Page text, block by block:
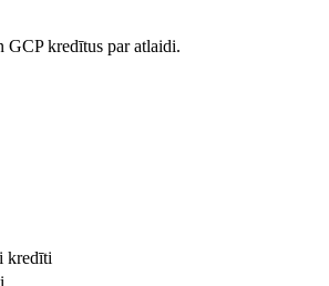
kredītus par atlaidi.
kredīti